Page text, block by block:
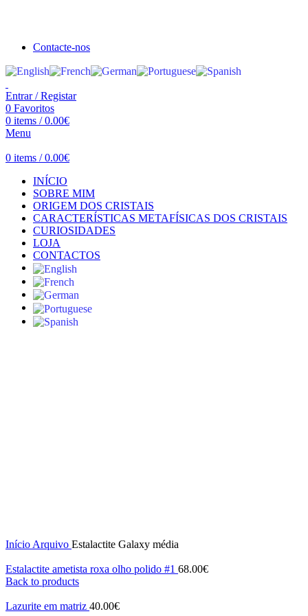
Contacte-nos
Entrar / Registar
0 Favoritos
0 items / 0.00€
Menu
0 items / 0.00€
INÍCIO
SOBRE MIM
ORIGEM DOS CRISTAIS
CARACTERÍSTICAS METAFÍSICAS DOS CRISTAIS
CURIOSIDADES
LOJA
CONTACTOS
Início Arquivo Estalactite Galaxy média
Estalactite ametista roxa olho polido #1 68.00€
Back to products
Lazurite em matriz 40.00€